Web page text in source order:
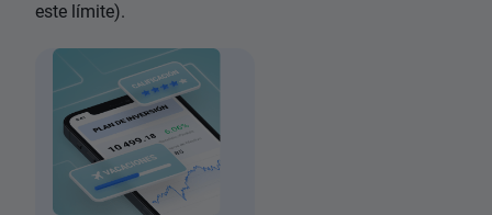
este límite).